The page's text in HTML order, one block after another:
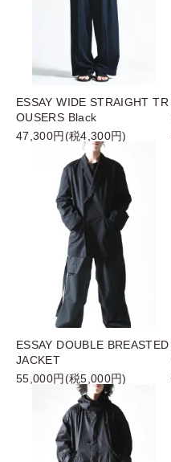
ESSAY WIDE STRAIGHT TR
OUSERS Black
47,300円(税4,300円)
ESSAY DOUBLE BREASTED
JACKET
55,000円(税5,000円)